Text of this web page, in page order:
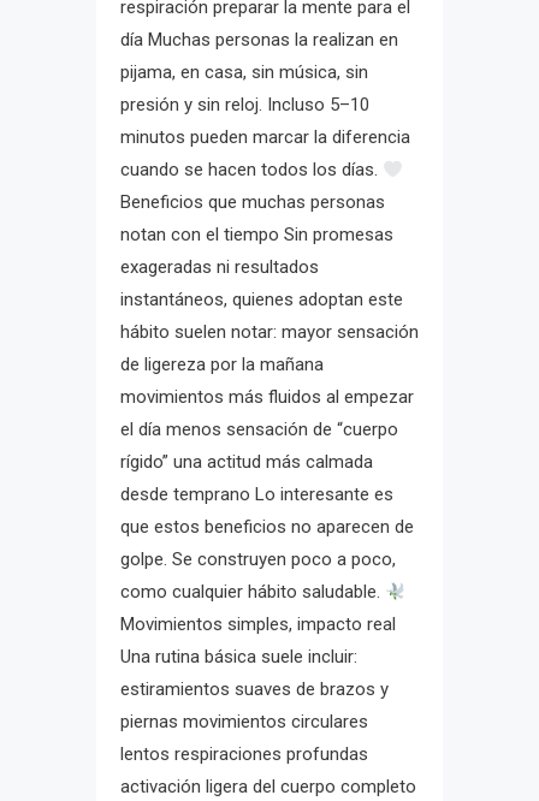
respiración preparar la mente para el
día Muchas personas la realizan en
pijama, en casa, sin música, sin
presión y sin reloj. Incluso 5–10
minutos pueden marcar la diferencia
cuando se hacen todos los días.
Beneficios que muchas personas
notan con el tiempo Sin promesas
exageradas ni resultados
instantáneos, quienes adoptan este
hábito suelen notar: mayor sensación
de ligereza por la mañana
movimientos más fluidos al empezar
el día menos sensación de “cuerpo
rígido” una actitud más calmada
desde temprano Lo interesante es
que estos beneficios no aparecen de
golpe. Se construyen poco a poco,
como cualquier hábito saludable.
Movimientos simples, impacto real
Una rutina básica suele incluir:
estiramientos suaves de brazos y
piernas movimientos circulares
lentos respiraciones profundas
activación ligera del cuerpo completo